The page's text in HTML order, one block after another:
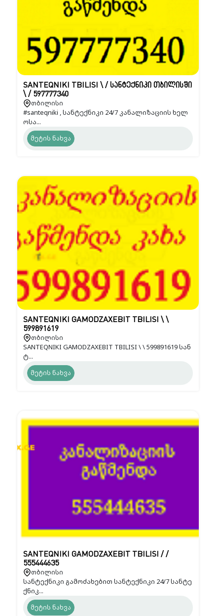
SANTEQNIKI TBILISI \ / სანტექნიკი თბილისში
\ / 597777340
თბილისი
#santeqniki , სანტექნიკი 24/7 კანალიზაციის ხელ
ოსა...
მეტის ნახვა
SANTEQNIKI GAMODZAXEBIT TBILISI \ \
599891619
თბილისი
SANTEQNIKI GAMODZAXEBIT TBILISI \ \ 599891619 სან
ტ...
მეტის ნახვა
SANTEQNIKI GAMODZAXEBIT TBILISI / /
555444635
თბილისი
სანტექნიკი გამოძახებით სანტექნიკი 24/7 სანტე
ქნიკ...
მეტის ნახვა